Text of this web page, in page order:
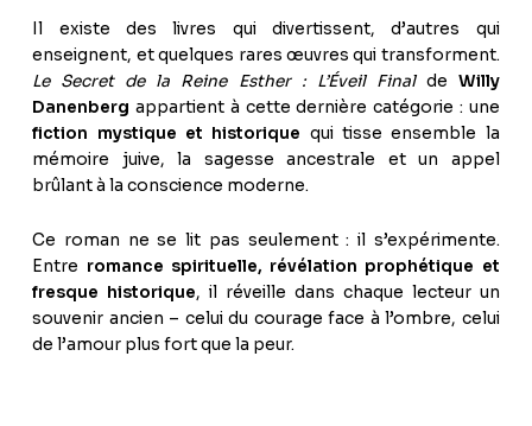
Il existe des livres qui divertissent, d’autres qui
enseignent, et quelques rares œuvres qui transforment.
Le Secret de la Reine Esther : L’Éveil Finalde Willy
Danenberg appartient à cette dernière catégorie : une
fiction mystique et historique qui tisse ensemble la
mémoire juive, la sagesse ancestrale et un appel
brûlant à la conscience moderne.
Ce roman ne se lit pas seulement : il s’expérimente.
Entre romance spirituelle, révélation prophétique et
fresque historique, il réveille dans chaque lecteur un
souvenir ancien – celui du courage face à l’ombre, celui
de l’amour plus fort que la peur.